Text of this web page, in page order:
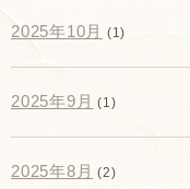
2025年10月 (1)
2025年9月 (1)
2025年8月 (2)